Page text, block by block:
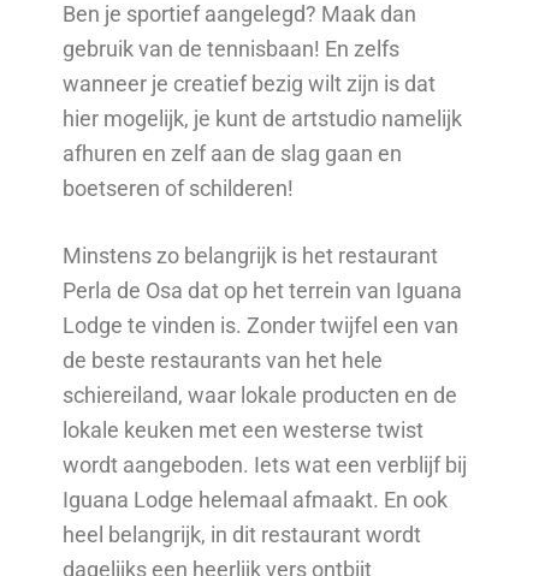
Ben je sportief aangelegd? Maak dan
gebruik van de tennisbaan! En zelfs
wanneer je creatief bezig wilt zijn is dat
hier mogelijk, je kunt de artstudio namelijk
afhuren en zelf aan de slag gaan en
boetseren of schilderen!
Minstens zo belangrijk is het restaurant
Perla de Osa dat op het terrein van Iguana
Lodge te vinden is. Zonder twijfel een van
de beste restaurants van het hele
schiereiland, waar lokale producten en de
lokale keuken met een westerse twist
wordt aangeboden. Iets wat een verblijf bij
Iguana Lodge helemaal afmaakt. En ook
heel belangrijk, in dit restaurant wordt
dagelijks een heerlijk vers ontbijt